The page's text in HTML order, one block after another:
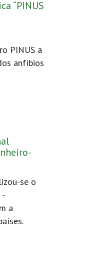
“PINUS
PINUS a
anfíbios
se o
a